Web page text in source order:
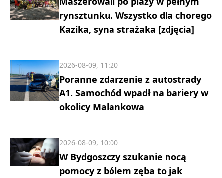
rynsztunku. Wszystko dla chorego
Kazika, syna strażaka [zdjęcia]
Poranne zdarzenie z autostrady
A1. Samochód wpadł na bariery w
okolicy Malankowa
2026-08-09, 11:20
W Bydgoszczy szukanie nocą
pomocy z bólem zęba to jak
2026-08-09, 10:00